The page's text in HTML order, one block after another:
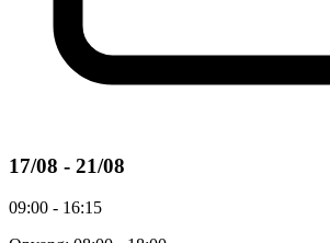
17/08 - 21/08
09:00 - 16:15